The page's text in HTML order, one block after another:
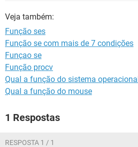
Veja também:
Função ses
Função se com mais de 7 condições
Funçao se
Função procv
Qual a função do sistema
Qual a função do mouse
1 Respostas
RESPOSTA 1 / 1